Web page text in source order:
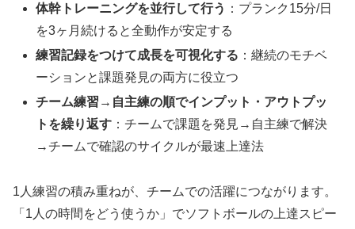
体幹トレーニングを並行して行う ：プランク15分/日
を3ヶ月続けると全動作が安定する
練習記録をつけて成長を可視化する ：継続のモチベ
ーションと課題発見の両方に役立つ
チーム練習→自主練の順でインプット・アウトプッ
トを繰り返す ：チームで課題を発見→自主練で解決
→チームで確認のサイクルが最速上達法
1人練習の積み重ねが、チームでの活躍につながります。
「1人の時間をどう使うか」でソフトボールの上達スピー